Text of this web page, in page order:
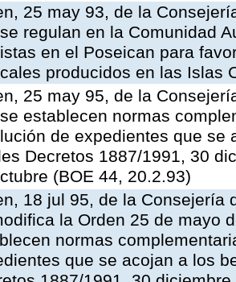
25 may 93, de la
regulan en la Comunidad
en el Poseican para
producidos en las Islas
25 may 95, de la
establecen normas
de expedientes que se
Decretos 1887/1991, 30
(BOE 44, 20.2.93)
18 jul 95, de la Consejería
la Orden 25 de mayo
normas
que se acojan a los